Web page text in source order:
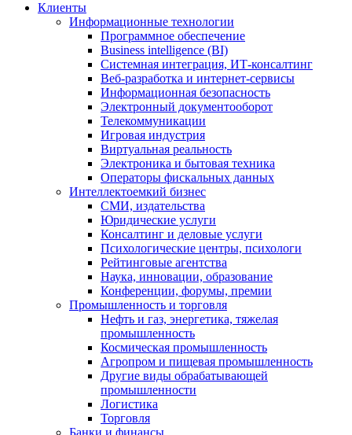
Клиенты
Информационные технологии
Программное обеспечение
Business intelligence (BI)
Системная интеграция, ИТ-консалтинг
Веб-разработка и интернет-сервисы
Информационная безопасность
Электронный документооборот
Телекоммуникации
Игровая индустрия
Виртуальная реальность
Электроника и бытовая техника
Операторы фискальных данных
Интеллектоемкий бизнес
СМИ, издательства
Юридические услуги
Консалтинг и деловые услуги
Психологические центры, психологи
Рейтинговые агентства
Наука, инновации, образование
Конференции, форумы, премии
Промышленность и торговля
Нефть и газ, энергетика, тяжелая
промышленность
Космическая промышленность
Агропром и пищевая промышленность
Другие виды обрабатывающей
промышленности
Логистика
Торговля
Банки и финансы